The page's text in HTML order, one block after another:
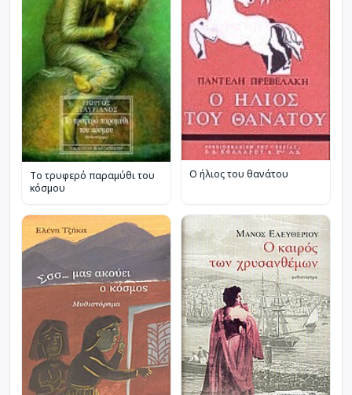
Το τρυφερό παραμύθι του
κόσμου
Ο ήλιος του θανάτου